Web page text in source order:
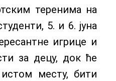
теренима на
5. и 6. јуна
игрице и
за децу, док ће
месту, бити